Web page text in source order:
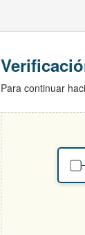
Para continuar